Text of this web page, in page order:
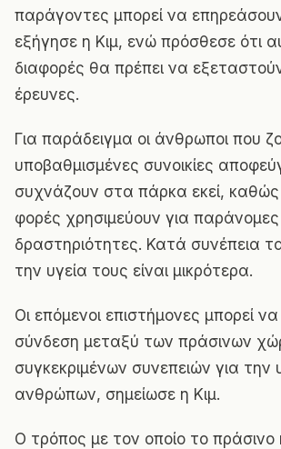
παράγοντες μπορεί να
εξήγησε η Κιμ, ενώ πρόσθεσε ότι
διαφορές θα πρέπει να
έρευνες.
Για παράδειγμα οι άνθρωποι που
υποβαθμισμένες συνοικίες
συχνάζουν στα πάρκα εκεί,
φορές χρησιμεύουν για παράνομες
δραστηριότητες. Κατά συνέπεια
την υγεία τους είναι μικρότερα.
Οι επόμενοι επιστήμονες μπορεί
σύνδεση μεταξύ των πράσινων
συγκεκριμένων συνεπειών για την
ανθρώπων, σημείωσε η Κιμ.
Ο τρόπος με τον οποίο το πράσινο